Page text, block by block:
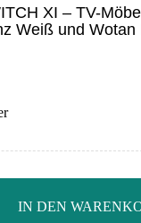
XI – TV-
Weiß und
IN DEN